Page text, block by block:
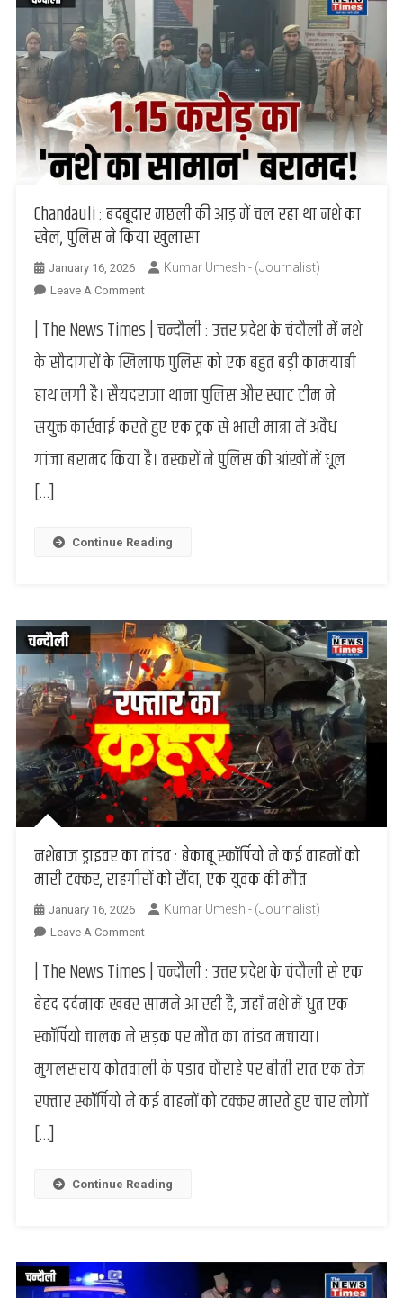
Chandauli : बदबूदार मछली की आड़ में चल रहा था नशे का
खेल, पुलिस ने किया खुलासा
January 16, 2026 Kumar Umesh - (Journalist)
Leave A CommentOn
:
मछली
की
में
चल
का
किया
खुलासा
| The News Times | चन्दौली : उत्तर प्रदेश के चंदौली में नशे
के सौदागरों के खिलाफ पुलिस को एक बहुत बड़ी कामयाबी
हाथ लगी है। सैयदराजा थाना पुलिस और स्वाट टीम ने
संयुक्त कार्रवाई करते हुए एक ट्रक से भारी मात्रा में अवैध
गांजा बरामद किया है। तस्करों ने पुलिस की आंखों में धूल
[…]
Continue Reading
नशेबाज ड्राइवर का तांडव : बेकाबू स्कॉर्पियो ने कई वाहनों को
मारी टक्कर, राहगीरों को रौंदा, एक युवक की मौत
January 16, 2026 Kumar Umesh - (Journalist)
Leave A CommentOn
ड्राइवर
तांडव
:
बेकाबू
स्कॉर्पियो
ने
मारी
रौंदा,
| The News Times | चन्दौली : उत्तर प्रदेश के चंदौली से एक
बेहद दर्दनाक खबर सामने आ रही है, जहाँ नशे में धुत एक
स्कॉर्पियो चालक ने सड़क पर मौत का तांडव मचाया।
मुगलसराय कोतवाली के पड़ाव चौराहे पर बीती रात एक तेज
रफ्तार स्कॉर्पियो ने कई वाहनों को टक्कर मारते हुए चार लोगों
[…]
Continue Reading